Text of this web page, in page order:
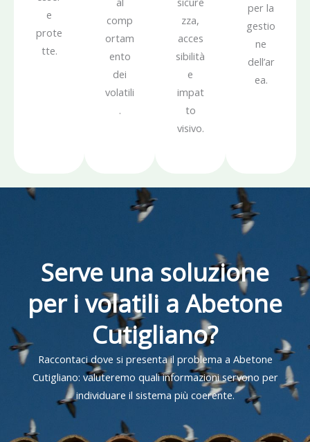
e
prote
tte.
comp
ortam
ento
dei
volatili
.
zza,
acces
sibilità
e
impat
to
visivo.
per la
gestio
ne
dell’ar
ea.
Serve una soluzione
per i volatili a Abetone
Cutigliano?
Raccontaci dove si presenta il problema a Abetone
Cutigliano: valuteremo quali informazioni servono per
individuare il sistema più coerente.